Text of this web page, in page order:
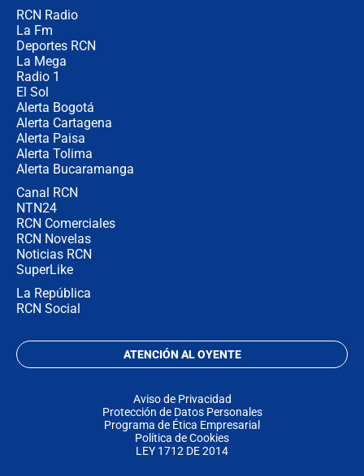
RCN Radio
La Fm
Deportes RCN
La Mega
Radio 1
El Sol
Alerta Bogotá
Alerta Cartagena
Alerta Paisa
Alerta Tolima
Alerta Bucaramanga
Canal RCN
NTN24
RCN Comerciales
RCN Novelas
Noticias RCN
SuperLike
La República
RCN Social
ATENCIÓN AL OYENTE
Aviso de Privacidad
Protección de Datos Personales
Programa de Ética Empresarial
Política de Cookies
LEY 1712 DE 2014